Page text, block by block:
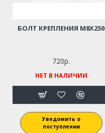
БОЛТ КРЕПЛЕНИЯ M8X250
720р.
НЕТ В НАЛИЧИИ
Уведомить о
поступлении